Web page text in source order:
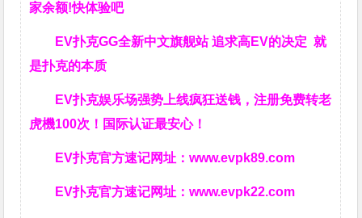
家余额!快体验吧
EV扑克GG全新中文旗舰站追求高EV的决定就
是扑克的本质
EV扑克娱乐场强势上线疯狂送钱，注册免费转老
虎機100次！国际认证最安心！
EV扑克官方速记网址：www.evpk89.com
EV扑克官方速记网址：www.evpk22.com